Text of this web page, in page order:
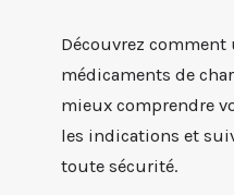
Découvrez
médicaments de
mieux comprendre
les indications et
toute sécurité.